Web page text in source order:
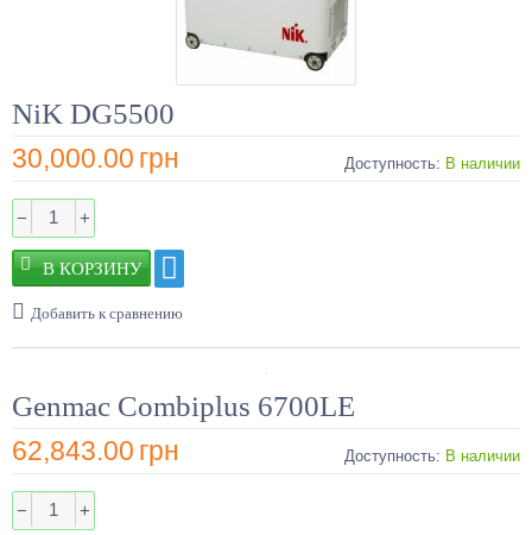
NiK DG5500
30,000.00 грн Доступность: В наличии
− +
Добавить к сравнению
Genmac Combiplus 6700LE
62,843.00 грн Доступность: В наличии
− +